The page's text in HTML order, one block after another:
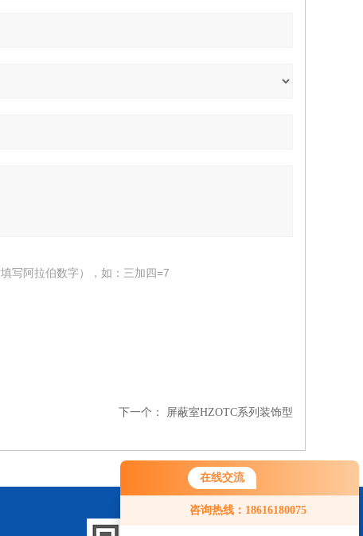
在线交流
咨询热线：18616180075
写阿拉伯数字），如：三加四=7
下一个： 屏蔽室HZOTC系列装饰型